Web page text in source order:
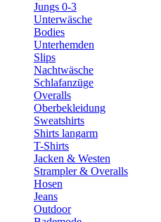
Jungs 0-3
Unterwäsche
Bodies
Unterhemden
Slips
Nachtwäsche
Schlafanzüge
Overalls
Oberbekleidung
Sweatshirts
Shirts langarm
T-Shirts
Jacken & Westen
Strampler & Overalls
Hosen
Jeans
Outdoor